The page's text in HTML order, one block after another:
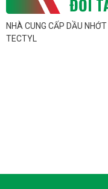
ĐỐI
NHÀ CUNG CẤP DẦU
TECTYL